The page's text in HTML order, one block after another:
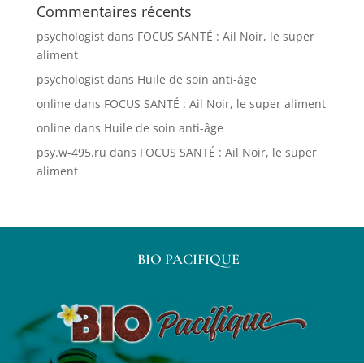
Commentaires récents
psychologistdans FOCUS SANTÉ : Ail Noir, le super
aliment
psychologistdans Huile de soin anti-âge
online dans FOCUS SANTÉ : Ail Noir, le super aliment
online dans Huile de soin anti-âge
psy.w-495.ru dans FOCUS SANTÉ : Ail Noir, le super
aliment
BIO PACIFIQUE